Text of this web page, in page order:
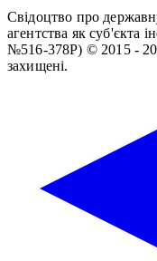
Свідоцтво про
агентства як суб'єкта
№516-378Р) © 2015 -
захищені.